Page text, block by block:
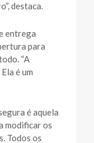
destaca.
entrega
para
“A
é um
é aquela
modificar os
Todos os